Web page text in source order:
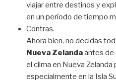
viajar entre destinos y
en un período de tiempo
Contras.
Ahora bien, no decidas
Nueva Zelandaantes de
el clima en Nueva
especialmente en la Isla